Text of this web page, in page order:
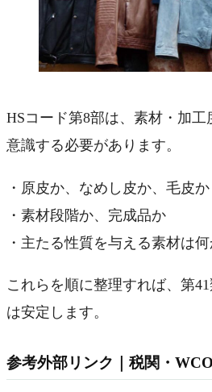
HSコード第8部は、素材・加
意識する必要があります。
・原皮か、なめし皮か、毛皮か
・素材段階か、完成品か
・主たる性質を与える素材は
これらを順に整理すれば、第
は安定します。
参考外部リンク｜税関・